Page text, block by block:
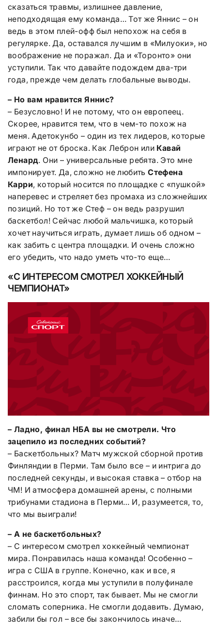
сказаться травмы, излишнее давление,
неподходящая ему команда… Тот же Яннис – он
ведь в этом плей-офф был непохож на себя в
регулярке. Да, оставался лучшим в «Милуоки», но
воображение не поражал. Да и «Торонто» они
уступили. Так что давайте подождем два-три
года, прежде чем делать глобальные выводы.
– Но вам нравится Яннис?
– Безусловно! И не потому, что он европеец.
Скорее, нравится тем, что в чем-то похож на
меня. Адетокунбо – один из тех лидеров, которые
играют не от броска. Как Леброн или Кавай
Ленард. Они – универсальные ребята. Это мне
импонирует. Да, сложно не любитьСтефена
Карри, который носится по площадке с «пушкой»
наперевес и стреляет без промаха из сложнейших
позиций. Но тот же Стеф – он ведь разрушил
баскетбол! Сейчас любой мальчишка, который
хочет научиться играть, думает лишь об одном –
как забить с центра площадки. И очень сложно
его убедить, что надо уметь что-то еще…
«С ИНТЕРЕСОМ СМОТРЕЛ ХОККЕЙНЫЙ
ЧЕМПИОНАТ»
– Ладно, финал НБА вы не смотрели. Что
зацепило из последних событий?
– Баскетбольных? Матч мужской сборной против
Финляндии в Перми. Там было все – и интрига до
последней секунды, и высокая ставка – отбор на
ЧМ! И атмосфера домашней арены, с полными
трибунами стадиона в Перми… И, разумеется, то,
что мы выиграли!
– А не баскетбольных?
– С интересом смотрел хоккейный чемпионат
мира. Понравилась наша команда! Особенно –
игра с США в группе. Конечно, как и все, я
расстроился, когда мы уступили в полуфинале
финнам. Но это спорт, так бывает. Мы не смогли
сломать соперника. Не смогли додавить. Думаю,
забили бы гол – все бы закончилось иначе…